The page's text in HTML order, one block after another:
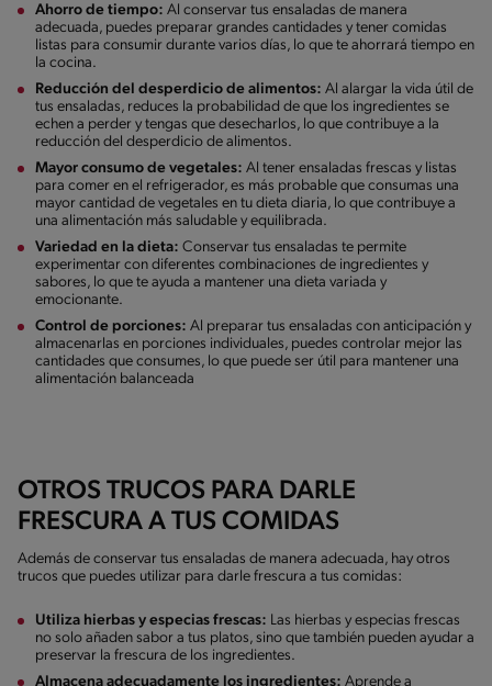
Ahorro de tiempo: Al conservar tus ensaladas de manera
adecuada, puedes preparar grandes cantidades y tener comidas
listas para consumir durante varios días, lo que te ahorrará tiempo en
la cocina.
Reducción del desperdicio de alimentos: Al alargar la vida útil de
tus ensaladas, reduces la probabilidad de que los ingredientes se
echen a perder y tengas que desecharlos, lo que contribuye a la
reducción del desperdicio de alimentos.
Mayor consumo de vegetales: Al tener ensaladas frescas y listas
para comer en el refrigerador, es más probable que consumas una
mayor cantidad de vegetales en tu dieta diaria, lo que contribuye a
una alimentación más saludable y equilibrada.
Variedad en la dieta: Conservar tus ensaladas te permite
experimentar con diferentes combinaciones de ingredientes y
sabores, lo que te ayuda a mantener una dieta variada y
emocionante.
Control de porciones: Al preparar tus ensaladas con anticipación y
almacenarlas en porciones individuales, puedes controlar mejor las
cantidades que consumes, lo que puede ser útil para mantener una
alimentación balanceada
OTROS TRUCOS PARA DARLE
FRESCURA A TUS COMIDAS
Además de conservar tus ensaladas de manera adecuada, hay otros
trucos que puedes utilizar para darle frescura a tus comidas:
Utiliza hierbas y especias frescas: Las hierbas y especias frescas
no solo añaden sabor a tus platos, sino que también pueden ayudar a
preservar la frescura de los ingredientes.
Almacena adecuadamente los ingredientes: Aprende a